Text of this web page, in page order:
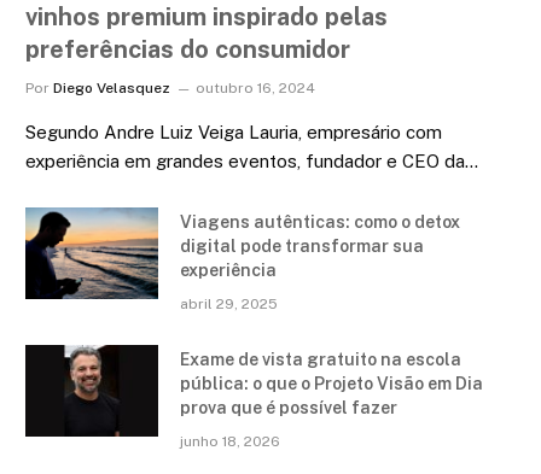
vinhos premium inspirado pelas
preferências do consumidor
Por Diego Velasquez outubro 16, 2024
Segundo Andre Luiz Veiga Lauria, empresário com
experiência em grandes eventos, fundador e CEO da…
Viagens autênticas: como o detox
digital pode transformar sua
experiência
abril 29, 2025
Exame de vista gratuito na escola
pública: o que o Projeto Visão em Dia
prova que é possível fazer
junho 18, 2026